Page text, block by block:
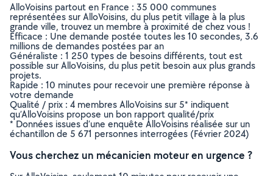
AlloVoisins partout en France : 35 000 communes
représentées sur AlloVoisins, du plus petit village à la plus
grande ville, trouvez un membre à proximité de chez vous !
Efficace : Une demande postée toutes les 10 secondes, 3.6
millions de demandes postées par an
Généraliste : 1 250 types de besoins différents, tout est
possible sur AlloVoisins, du plus petit besoin aux plus grands
projets.
Rapide : 10 minutes pour recevoir une première réponse à
votre demande
Qualité / prix : 4 membres AlloVoisins sur 5* indiquent
qu’AlloVoisins propose un bon rapport qualité/prix
* Données issues d’une enquête AlloVoisins réalisée sur un
échantillon de 5 671 personnes interrogées (Février 2024)
Vous cherchez un mécanicien moteur en urgence ?